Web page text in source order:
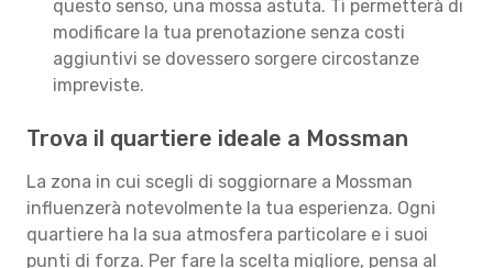
questo senso, una mossa astuta. Ti permetterà di
modificare la tua prenotazione senza costi
aggiuntivi se dovessero sorgere circostanze
impreviste.
Trova il quartiere ideale a Mossman
La zona in cui scegli di soggiornare a Mossman
influenzerà notevolmente la tua esperienza. Ogni
quartiere ha la sua atmosfera particolare e i suoi
punti di forza. Per fare la scelta migliore, pensa al